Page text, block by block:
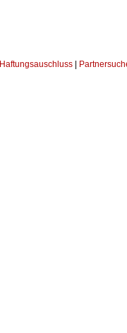
Haftungsauschluss